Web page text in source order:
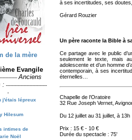
de la mère
Evangile
Anciens
: ----------------------------
-
j'étais lépreux
Hilesum
intimes de
Noël
à ses incertitudes, ses
Gérard Rouzier
Un père raconte la Bible à
Ce partage avec le public
seulement le texte, mais
adolescente et d’un homme
contemporain, à ses
éternelles…
Chapelle de l’Oratoire
32 Rue Joseph Vernet,
Du 12 juillet au 31 juillet, à 13h
Prix : 15 € - 10 €
Durée du spectacle : 75'